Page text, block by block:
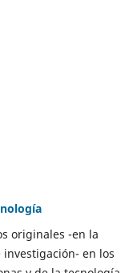
originales -en la
en los